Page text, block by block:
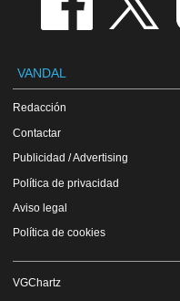
VANDAL
Redacción
Contactar
Publicidad / Advertising
Política de privacidad
Aviso legal
Política de cookies
VGChartz